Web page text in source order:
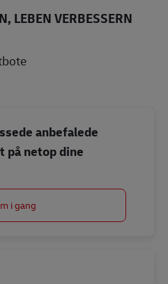
LEBEN VERBESSERN
anbefalede
på netop dine
i gang